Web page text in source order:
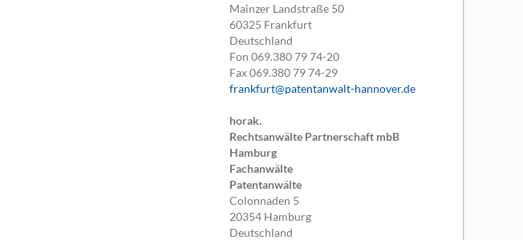
Mainzer Landstraße 50
60325 Frankfurt
Deutschland
Fon069.380 79 74-20
Fax069.380 79 74-29
frankfurt@patentanwalt-hannover.de
horak.
Rechtsanwälte Partnerschaft mbB
Hamburg
Fachanwälte
Patentanwälte
Colonnaden 5
20354 Hamburg
Deutschland